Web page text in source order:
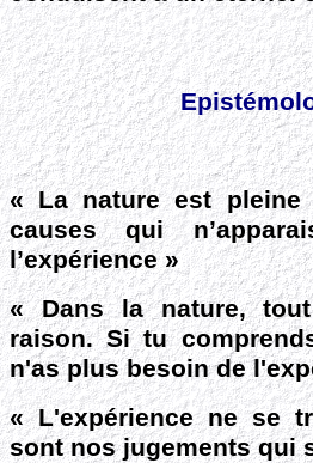
« La nature est pleine
causes qui
l’expérience »
« Dans la nature,
raison. Si tu
n'as plus besoin de
« L'expérience ne se
sont nos jugements qui